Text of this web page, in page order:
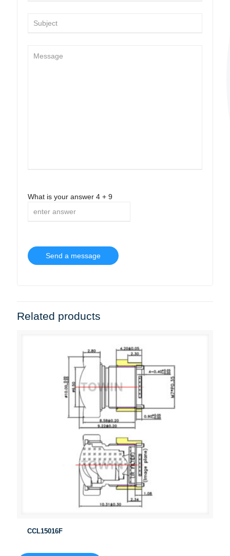
What is your answer 4 + 9
Related products
CCL15016F